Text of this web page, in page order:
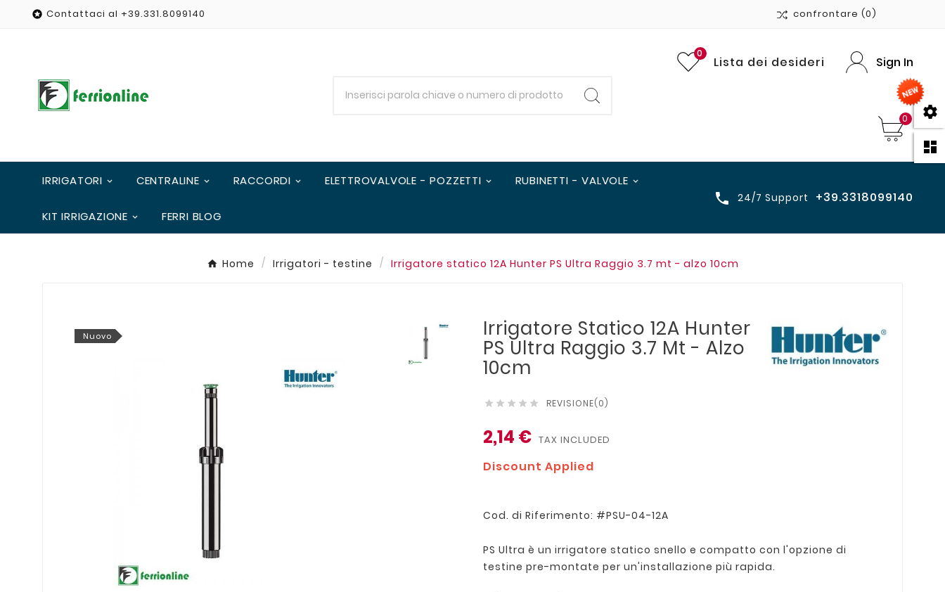


 Contattaci al +39.331.8099140 confrontare (0)
Lista dei desideri
0
Sign In
0
IRRIGATORI CENTRALINE RACCORDI ELETTROVALVOLE - POZZETTI RUBINETTI - VALVOLE
KIT IRRIGAZIONE FERRI BLOG
 24/7 Support +39.3318099140
Home Irrigatori - testine Irrigatore statico 12A Hunter PS Ultra Raggio 3.7 mt - alzo 10cm
Nuovo Irrigatore Statico 12A Hunter
PS Ultra Raggio 3.7 Mt - Alzo
10cm
     REVISIONE(0)
2,14 € TAX INCLUDED
Discount Applied
Cod. di Riferimento: #PSU-04-12A
PS Ultra è un irrigatore statico snello e compatto con l'opzione di
testine pre-montate per un'installazione più rapida.